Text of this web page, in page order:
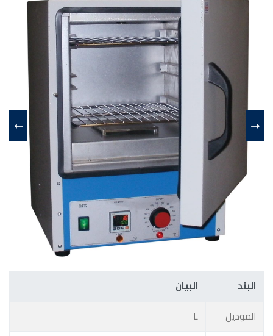
البند
البيان
الموديل
L